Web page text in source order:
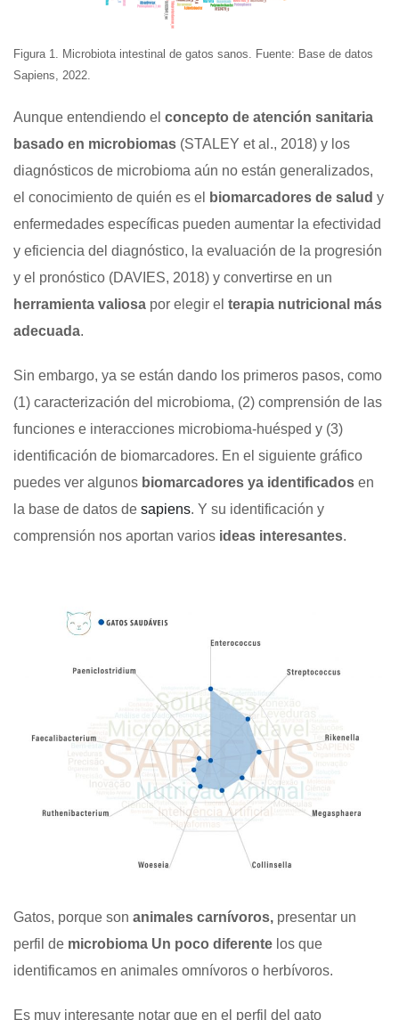
Figura 1. Microbiota intestinal de gatos sanos. Fuente: Base de datos
Sapiens, 2022.
Aunque entendiendo el concepto de atención sanitaria
basado en microbiomas (STALEY et al., 2018) y los
diagnósticos de microbioma aún no están generalizados,
el conocimiento de quién es el
biomarcadores de salud y
enfermedades específicas pueden aumentar la efectividad
y eficiencia del diagnóstico, la evaluación de la progresión
y el pronóstico (DAVIES, 2018) y convertirse en un
herramienta valiosa por elegir el terapia nutricional más
adecuada.
Sin embargo, ya se están dando los primeros pasos, como
(1) caracterización del microbioma, (2) comprensión de las
funciones e interacciones microbioma-huésped y (3)
identificación de biomarcadores. En el siguiente gráfico
puedes ver algunos biomarcadores ya identificados en
la base de datos de sapiens. Y su identificación y
comprensión nos aportan varios ideas interesantes.
Gatos, porque son animales carnívoros, presentar un
perfil de microbioma Un poco diferente los que
identificamos en animales omnívoros o herbívoros.
Es muy interesante notar que en el perfil del gato